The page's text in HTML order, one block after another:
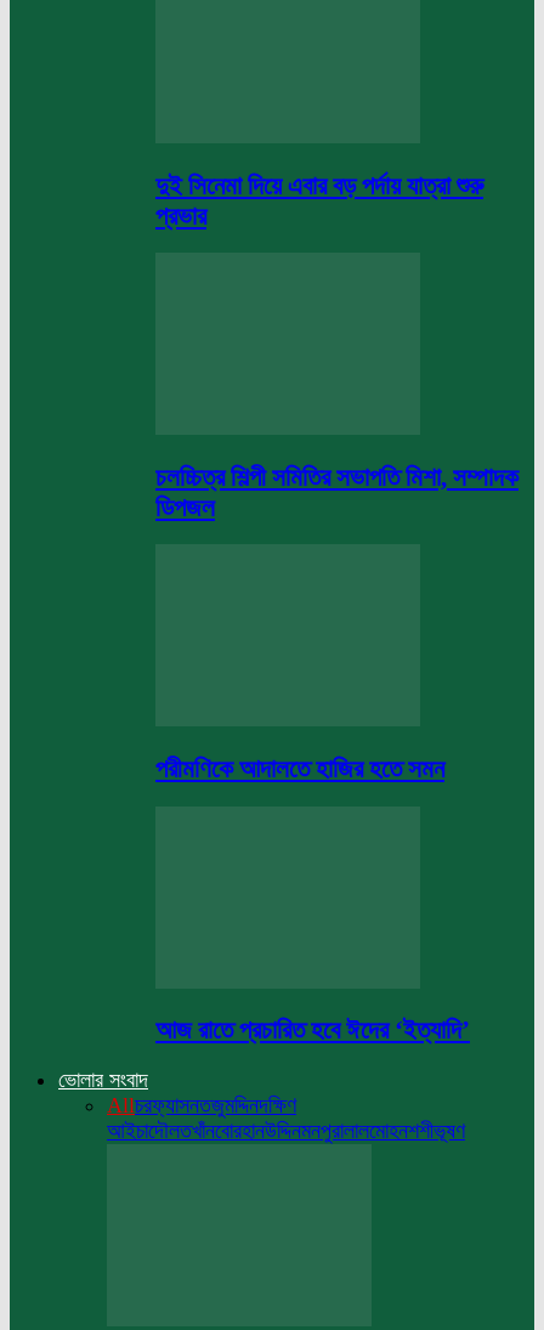
দুই সিনেমা দিয়ে এবার বড় পর্দায় যাত্রা শুরু
প্রভার
চলচ্চিত্র শিল্পী সমিতির সভাপতি মিশা, সম্পাদক
ডিপজল
পরীমণিকে আদালতে হাজির হতে সমন
আজ রাতে প্রচারিত হবে ঈদের ‘ইত্যাদি’
ভোলার সংবাদ
Allচরফ্যাসনতজুমদ্দিনদক্ষিণ
আইচাদৌলতখাঁনবোরহানউদ্দিনমনপুরালালমোহনশশীভূষণ